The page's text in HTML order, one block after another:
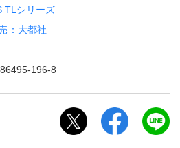
TLシリーズ
：大都社
196-8